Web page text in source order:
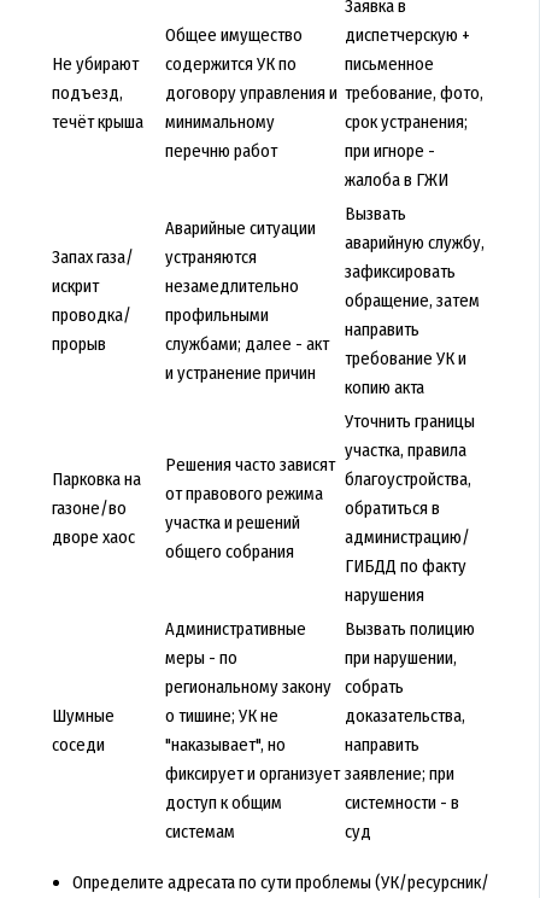
Не убирают
подъезд,
течёт крыша
Общее имущество
содержится УК по
договору управления и
минимальному
перечню работ
Заявка в
диспетчерскую +
письменное
требование, фото,
срок устранения;
при игноре -
жалоба в ГЖИ
Запах газа/
искрит
проводка/
прорыв
Аварийные ситуации
устраняются
незамедлительно
профильными
службами; далее - акт
и устранение причин
Вызвать
аварийную службу,
зафиксировать
обращение, затем
направить
требование УК и
копию акта
Парковка на
газоне/во
дворе хаос
Решения часто зависят
от правового режима
участка и решений
общего собрания
Уточнить границы
участка, правила
благоустройства,
обратиться в
администрацию/
ГИБДД по факту
нарушения
Шумные
соседи
Административные
меры - по
региональному закону
о тишине; УК не
"наказывает", но
фиксирует и организует
доступ к общим
системам
Вызвать полицию
при нарушении,
собрать
доказательства,
направить
заявление; при
системности - в
суд
Определите адресата по сути проблемы (УК/ресурсник/